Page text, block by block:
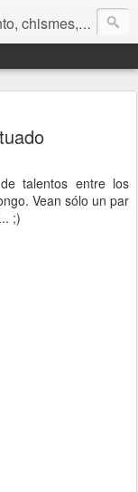
fotos, videos, paranormal y ¡más!
talentos entre los
Vean sólo un par
;)